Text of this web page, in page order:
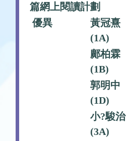
篇網上閱讀計劃
優異
黃冠熹
(1A)
鄺柏霖
(1B)
郭明中
(1D)
小?駿治
(3A)